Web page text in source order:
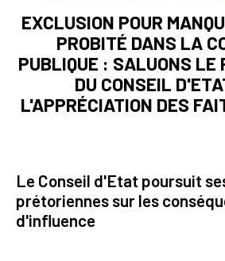
EXCLUSION POUR
PROBITÉ DANS LA
PUBLIQUE : SALUONS LE
DU CONSEIL
L'APPRÉCIATION DES
Le Conseil d'Etat poursuit
prétoriennes sur les
d'influence